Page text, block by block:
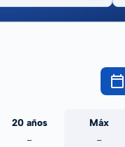
20 años
-
Máx
-